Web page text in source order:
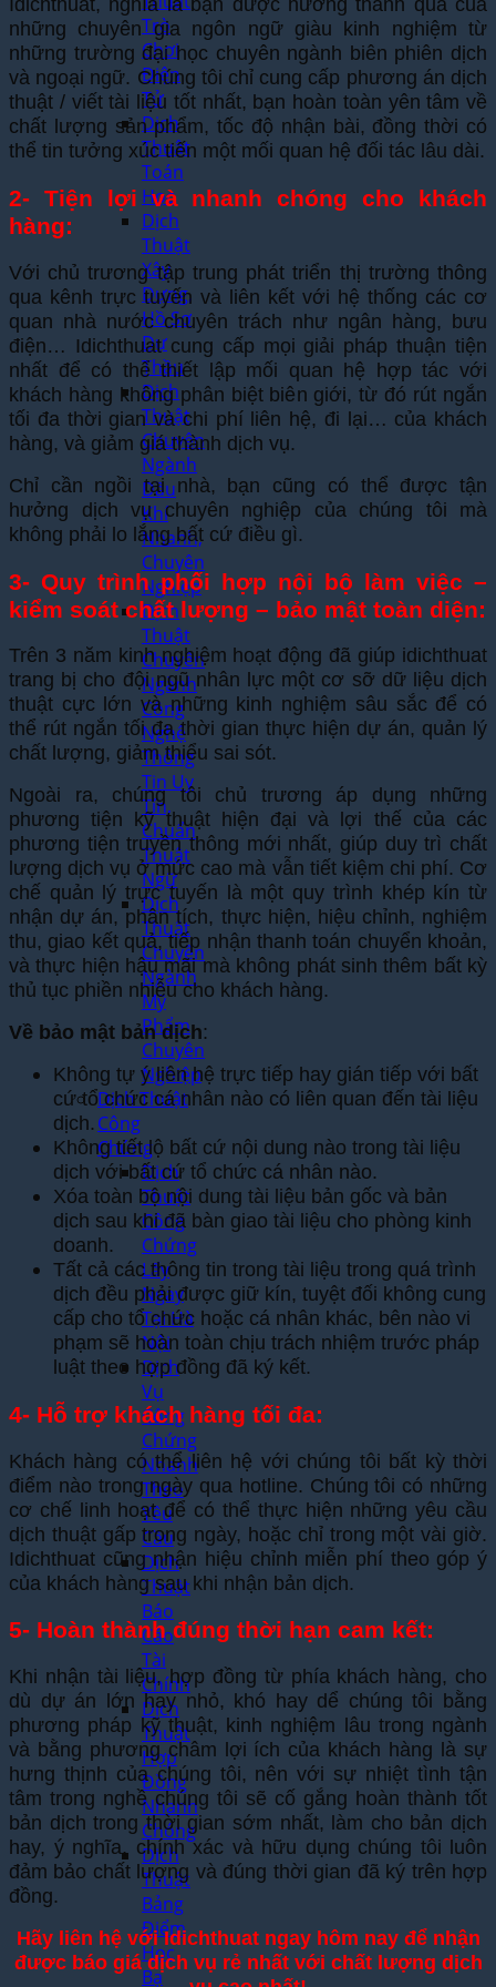
Trò
Chơi
Điện
Tử
Dịch
Thuật
Toán
Học
Dịch
Thuật
Xây
Dựng,
Hồ Sơ
Dự
Thầu
Dịch
Thuật
Chuyên
Ngành
Dầu
Khí
Nhanh,
Chuyên
Nghiệp
Dịch
Thuật
Chuyên
Ngành
Công
Nghệ
Thông
Tin Uy
Tín,
Chuẩn
Thuật
Ngữ
Dịch
Thuật
Chuyên
Ngành
Mỹ
Phẩm
Chuyên
Nghiệp
Dịch Thuật
Công
Chứng
Dịch
Thuật
Công
Chứng
Lấy
Ngay
Tại Hà
Nội
Dịch
Vụ
Công
Chứng
Nhanh
Theo
Yêu
Cầu
Dịch
Thuật
Báo
Cáo
Tài
Chính
Dịch
Thuật
Hợp
Đồng
Nhanh
Chóng
Dịch
Thuật
Bảng
Điểm
Học
Bạ
Idichthuat, nghĩa là bạn được hưởng thành quả của
những chuyên gia ngôn ngữ giàu kinh nghiệm từ
những trường đại học chuyên ngành biên phiên dịch
và ngoại ngữ. Chúng tôi chỉ cung cấp phương án dịch
thuật / viết tài liệu tốt nhất, bạn hoàn toàn yên tâm về
chất lượng sản phẩm, tốc độ nhận bài, đồng thời có
thể tin tưởng xúc tiến một mối quan hệ đối tác lâu dài.
2- Tiện lợi và nhanh chóng cho khách
hàng:
Với chủ trương tập trung phát triển thị trường thông
qua kênh trực tuyến và liên kết với hệ thống các cơ
quan nhà nước chuyên trách như ngân hàng, bưu
điện… Idichthuat cung cấp mọi giải pháp thuận tiện
nhất để có thể thiết lập mối quan hệ hợp tác với
khách hàng không phân biệt biên giới, từ đó rút ngắn
tối đa thời gian và chi phí liên hệ, đi lại… của khách
hàng, và giảm giá thành dịch vụ.
Chỉ cần ngồi tại nhà, bạn cũng có thể được tận
hưởng dịch vụ chuyên nghiệp của chúng tôi mà
không phải lo lắng bất cứ điều gì.
3- Quy trình phối hợp nội bộ làm việc –
kiểm soát chất lượng – bảo mật toàn diện:
Trên 3 năm kinh nghiệm hoạt động đã giúp idichthuat
trang bị cho đội ngũ nhân lực một cơ sỡ dữ liệu dịch
thuật cực lớn và những kinh nghiệm sâu sắc để có
thể rút ngắn tối đa thời gian thực hiện dự án, quản lý
chất lượng, giảm thiểu sai sót.
Ngoài ra, chúng tôi chủ trương áp dụng những
phương tiện kỹ thuật hiện đại và lợi thế của các
phương tiện truyền thông mới nhất, giúp duy trì chất
lượng dịch vụ ở mức cao mà vẫn tiết kiệm chi phí. Cơ
chế quản lý trực tuyến là một quy trình khép kín từ
nhận dự án, phân tích, thực hiện, hiệu chỉnh, nghiệm
thu, giao kết quả, tiếp nhận thanh toán chuyển khoản,
và thực hiện hậu mãi mà không phát sinh thêm bất kỳ
thủ tục phiền nhiễu cho khách hàng.
Về bảo mật bản dịch:
Không tự ý liên hệ trực tiếp hay gián tiếp với bất
cứ tổ chức cá nhân nào có liên quan đến tài liệu
dịch.
Không tiết lộ bất cứ nội dung nào trong tài liệu
dịch với bất cứ tổ chức cá nhân nào.
Xóa toàn bộ nội dung tài liệu bản gốc và bản
dịch sau khi đã bàn giao tài liệu cho phòng kinh
doanh.
Tất cả các thông tin trong tài liệu trong quá trình
dịch đều phải được giữ kín, tuyệt đối không cung
cấp cho tổ chức hoặc cá nhân khác, bên nào vi
phạm sẽ hoàn toàn chịu trách nhiệm trước pháp
luật theo hợp đồng đã ký kết.
4- Hỗ trợ khách hàng tối đa:
Khách hàng có thể liên hệ với chúng tôi bất kỳ thời
điểm nào trong ngày qua hotline. Chúng tôi có những
cơ chế linh hoạt để có thể thực hiện những yêu cầu
dịch thuật gấp trong ngày, hoặc chỉ trong một vài giờ.
Idichthuat cũng nhận hiệu chỉnh miễn phí theo góp ý
của khách hàng sau khi nhận bản dịch.
5- Hoàn thành đúng thời hạn cam kết:
Khi nhận tài liệu, hợp đồng từ phía khách hàng, cho
dù dự án lớn hay nhỏ, khó hay dể chúng tôi bằng
phương pháp kỹ thuật, kinh nghiệm lâu trong ngành
và bằng phương châm lợi ích của khách hàng là sự
hưng thịnh của chúng tôi, nên với sự nhiệt tình tận
tâm trong nghề chúng tôi sẽ cố gắng hoàn thành tốt
bản dịch trong thời gian sớm nhất, làm cho bản dịch
hay, ý nghĩa, chính xác và hữu dụng chúng tôi luôn
đảm bảo chất lượng và đúng thời gian đã ký trên hợp
đồng.
Hãy liên hệ với Idichthuat ngay hôm nay để nhận
được báo giá dịch vụ rẻ nhất với chất lượng dịch